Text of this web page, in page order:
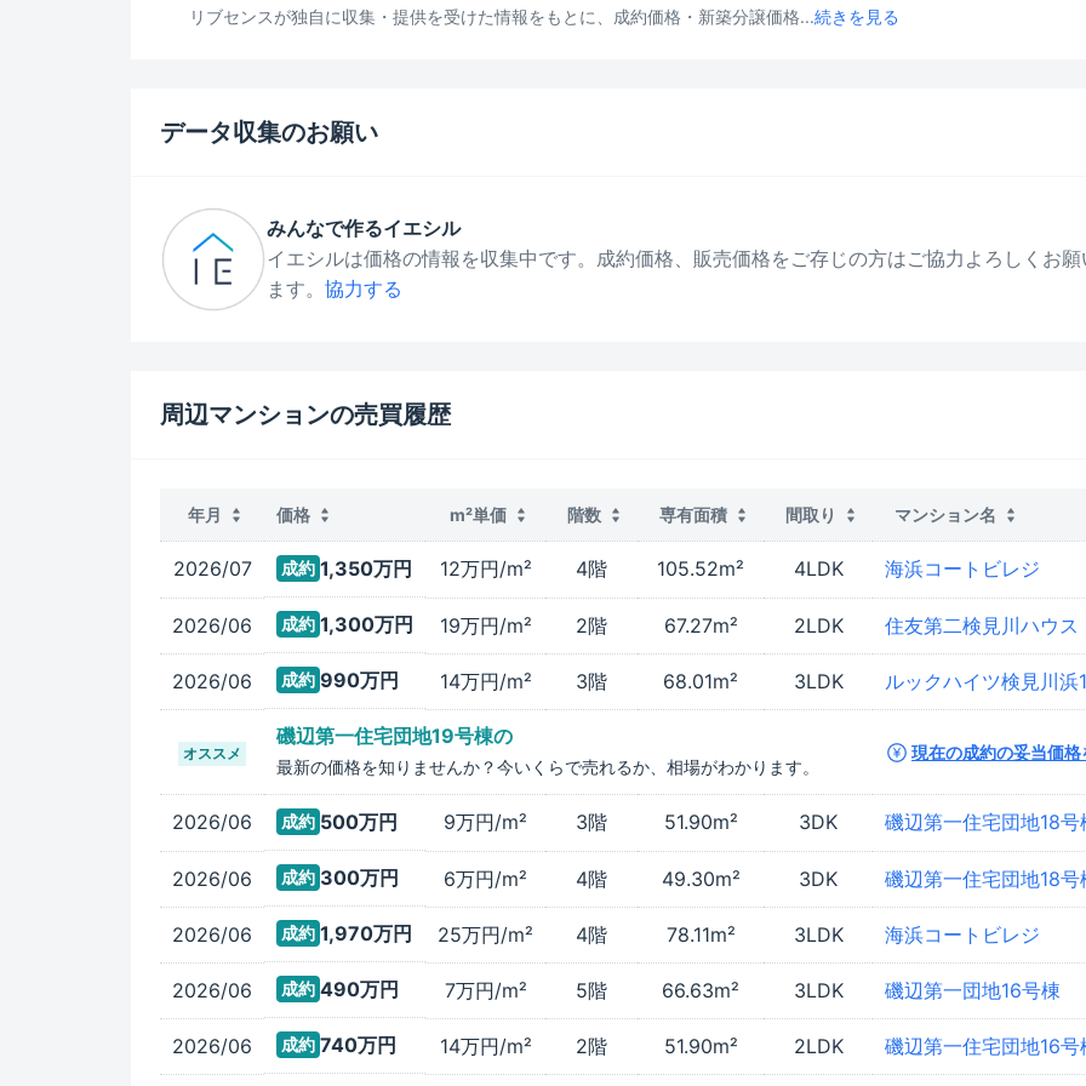
リブセンスが独自に収集・提供を受けた情報をもとに、成約価格・新築分譲価格...続きを見る
データ収集のお願い
みんなで作るイエシル
イエシルは価格の情報を収集中です。成約価格、販売価格をご存じの方はご協力よろしくお願
ます。 協力する
周辺マンションの売買履歴
年月 価格 m²単価 階数 専有面積 間取り マンション名
2026/07 成約 1,350万円 12万円/m² 4階 105.52m² 4LDK 海浜コートビレジ
2026/06 成約 1,300万円 19万円/m² 2階 67.27m² 2LDK 住友第二検見川ハウス
2026/06 成約 990万円 14万円/m² 3階 68.01m² 3LDK ルックハイツ検見川浜
オススメ
磯辺第一住宅団地19号棟の
最新の価格を知りませんか？今いくらで売れるか、相場がわかります。
現在の成約の妥当価格
2026/06 成約 500万円 9万円/m² 3階 51.90m² 3DK 磯辺第一住宅団地18号
2026/06 成約 300万円 6万円/m² 4階 49.30m² 3DK 磯辺第一住宅団地18号
2026/06 成約 1,970万円 25万円/m² 4階 78.11m² 3LDK 海浜コートビレジ
2026/06 成約 490万円 7万円/m² 5階 66.63m² 3LDK 磯辺第一団地16号棟
2026/06 成約 740万円 14万円/m² 2階 51.90m² 2LDK 磯辺第一住宅団地16号